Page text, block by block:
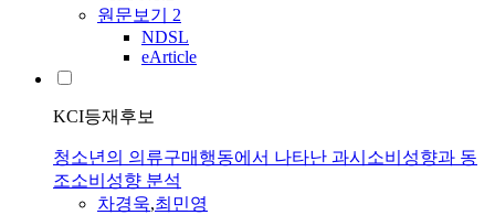
원문보기 2
NDSL
eArticle
KCI등재후보
청소년의 의류구매행동에서 나타난 과시소비성향과 동
조소비성향 분석
차경욱,최민영